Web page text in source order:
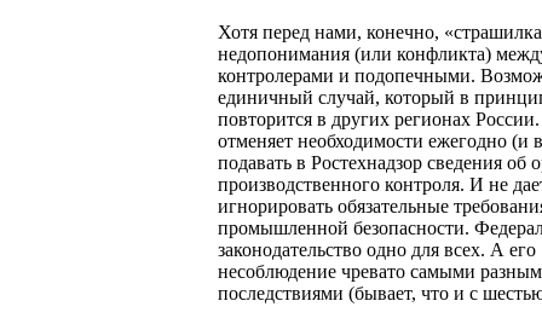
Хотя перед нами, конечно,
недопонимания (или конфликта)
контролерами и подопечными.
единичный случай, который в
повторится в других регионах
отменяет необходимости ежегодно (и
подавать в Ростехнадзор сведения об
производственного контроля. И не
игнорировать обязательные
промышленной безопасности.
законодательство одно для всех. А его
несоблюдение чревато самыми
последствиями (бывает, что и с